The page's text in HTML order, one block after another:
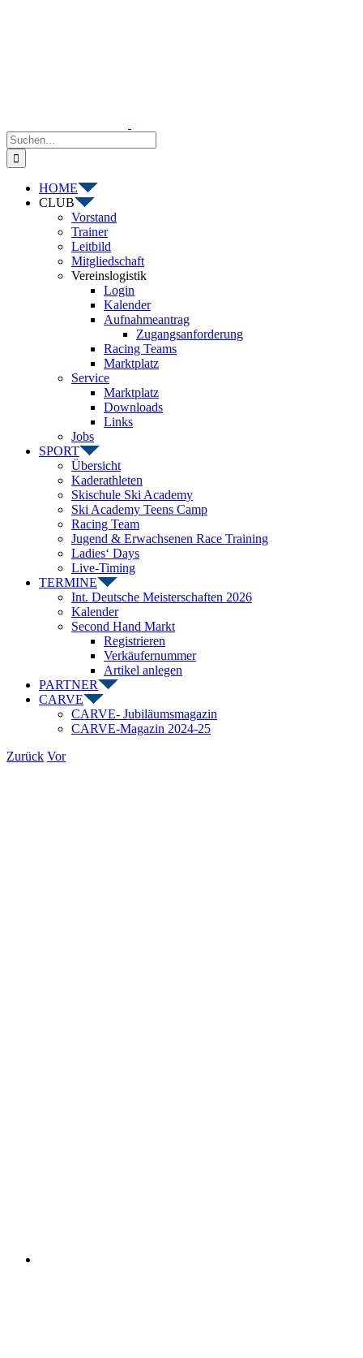
Suche
nach:
HOME
CLUB
Vorstand
Trainer
Leitbild
Mitgliedschaft
Vereinslogistik
Login
Kalender
Aufnahmeantrag
Zugangsanforderung
Racing Teams
Marktplatz
Service
Marktplatz
Downloads
Links
Jobs
SPORT
Übersicht
Kaderathleten
Skischule Ski Academy
Ski Academy Teens Camp
Racing Team
Jugend & Erwachsenen Race Training
Ladies‘ Days
Live-Timing
TERMINE
Int. Deutsche Meisterschaften 2026
Kalender
Second Hand Markt
Registrieren
Verkäufernummer
Artikel anlegen
PARTNER
CARVE
CARVE- Jubiläumsmagazin
CARVE-Magazin 2024-25
Zurück Vor